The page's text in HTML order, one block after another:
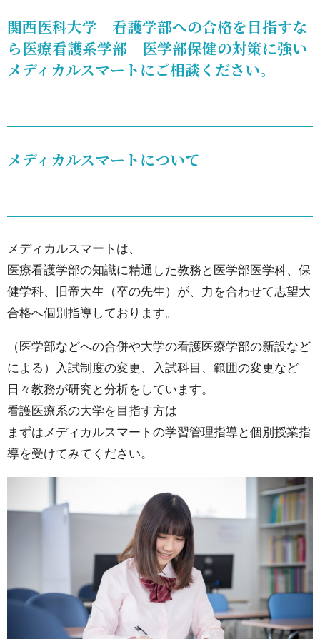
ィ
カ
ル
ー
に
7.
メ
デ
カ
ル
ス
マ
ー
ト
の
倒的
関西医科大学 看護学部への合格を目指すな
ら医療看護系学部 医学部保健の対策に強い
メディカルスマートにご相談ください。
メディカルスマートについて
メディカルスマートは、
医療看護学部の知識に精通した教務と医学部医学科、保
健学科、旧帝大生（卒の先生）が、力を合わせて志望大
合格へ個別指導しております。
（医学部などへの合併や大学の看護医療学部の新設など
による）入試制度の変更、入試科目、範囲の変更など
日々教務が研究と分析をしています。
看護医療系の大学を目指す方は
まずはメディカルスマートの学習管理指導と個別授業指
導を受けてみてください。